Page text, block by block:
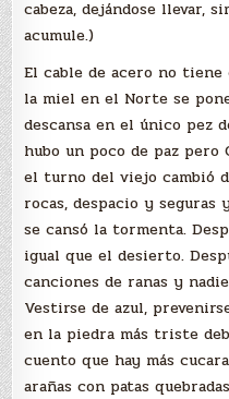
cabeza, dejándose llevar,
acumule.)
El cable de acero no tiene
la miel en el Norte se
descansa en el único pez
hubo un poco de paz
el turno del viejo cambió
rocas, despacio y seguras
se cansó la tormenta.
igual que el desierto.
canciones de ranas y
Vestirse de azul,
en la piedra más triste
cuento que hay más
arañas con patas